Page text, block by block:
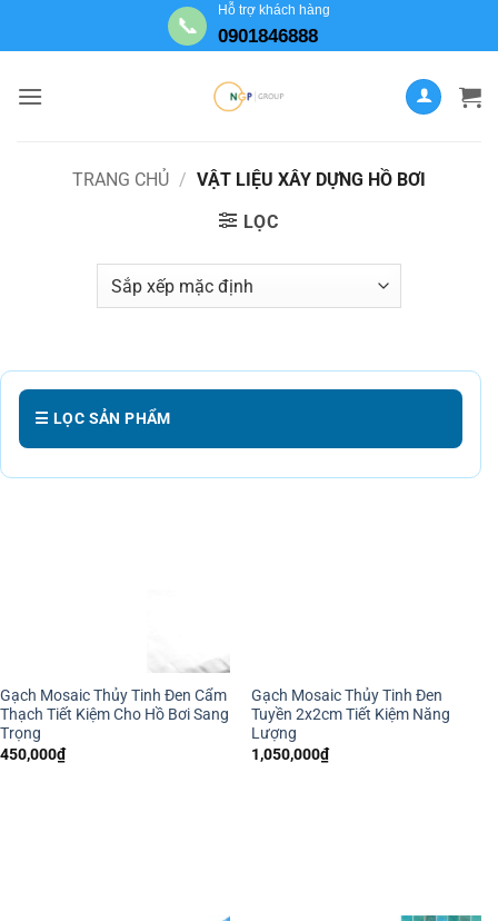
dung
📞
Hỗ trợ khách hàng
0901846888
TRANG CHỦ / VẬT LIỆU XÂY DỰNG HỒ BƠI
LỌC
☰ LỌC SẢN PHẨM
Gạch Mosaic Thủy Tinh Đen Cẩm
Thạch Tiết Kiệm Cho Hồ Bơi Sang
Trọng
450,000₫
Gạch Mosaic Thủy Tinh Đen
Tuyền 2x2cm Tiết Kiệm Năng
Lượng
1,050,000₫